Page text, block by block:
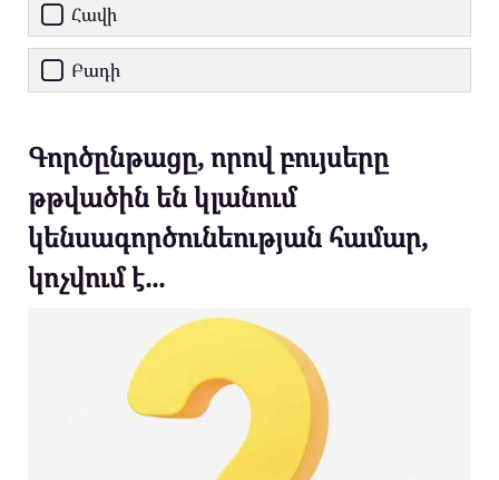
Հավի
Բադի
Գործընթացը, որով բույսերը
թթվածին են կլանում
կենսագործունեության համար,
կոչվում է...